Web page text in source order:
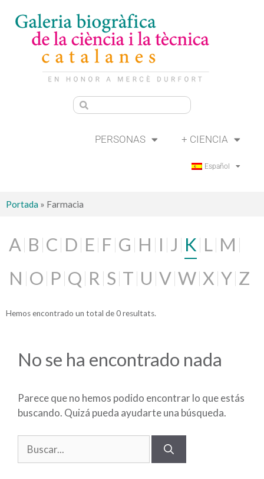
PERSONAS + CIENCIA
Español
Portada » Farmacia
A B C D E F G H I J K L M
N O P Q R S T U V W X Y Z
Hemos encontrado un total de 0 resultats.
No se ha encontrado nada
Parece que no hemos podido encontrar lo que estás
buscando. Quizá pueda ayudarte una búsqueda.